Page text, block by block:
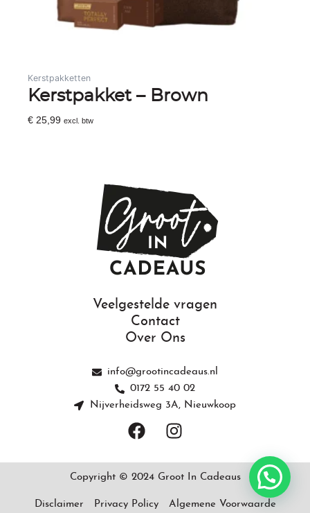
Kerstpakketten
Kerstpakket – Brown
€ 25,99 excl. btw
Veelgestelde vragen
Contact
Over Ons
info@grootincadeaus.nl
0172 55 40 02
Nijverheidsweg 3A, Nieuwkoop
F
a
e
o
I
n
t
g
Copyright © 2024 Groot In Cadeaus
Disclaimer Privacy Policy Algemene Voorwaarde